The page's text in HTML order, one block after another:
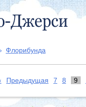
Флорибунда
Предыдущая 7 8 9